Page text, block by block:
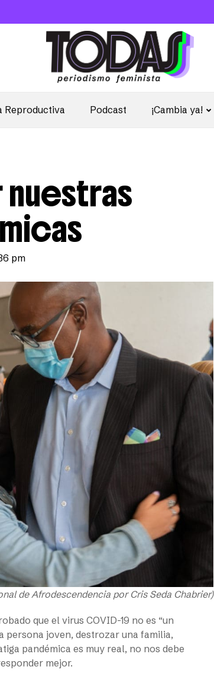
Reproductiva Podcast ¡Cambia ya!
nuestras
pm
de Afrodescendencia por Cris Seda Chabrier)
que el virus COVID-19 no es “un
persona joven, destrozar una familia,
pandémica es muy real, no nos debe
mejor.